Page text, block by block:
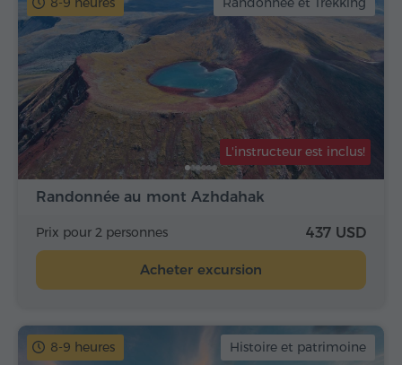
Randonnée au mont Azhdahak
L'instructeur est inclus!
Prix pour 2 personnes 437 USD
Acheter excursion
8-9 heures Histoire et patrimoine